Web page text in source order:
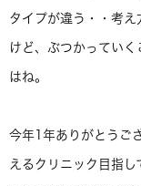
タイプが違う・・考え
けど、ぶつかってい
はね。
今年1年ありがとうご
えるクリニック目指